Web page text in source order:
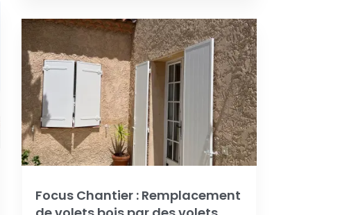
Focus Chantier : Remplacement